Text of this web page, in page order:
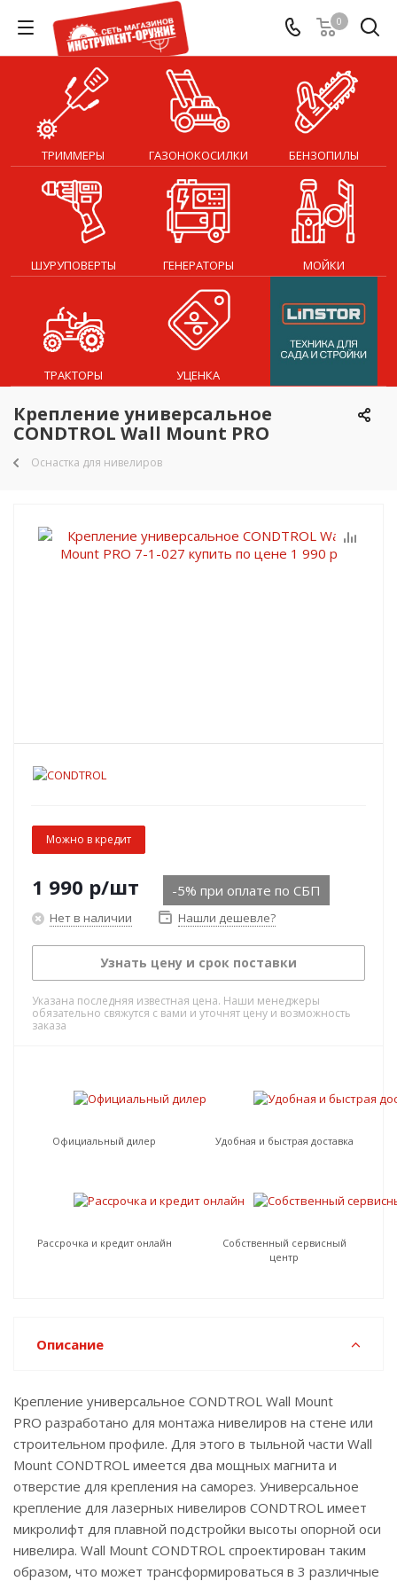
0
ТРИММЕРЫ ГАЗОНОКОСИЛКИ БЕНЗОПИЛЫ
ШУРУПОВЕРТЫ ГЕНЕРАТОРЫ МОЙКИ
ТРАКТОРЫ УЦЕНКА
Крепление универсальное
CONDTROL Wall Mount PRO
Оснастка для нивелиров
Можно в кредит
1 990 р/шт -5% при оплате по СБП
Нет в наличии Нашли дешевле?
Узнать цену и срок поставки
Указана последняя известная цена. Наши менеджеры
обязательно свяжутся с вами и уточнят цену и возможность
заказа
Официальный дилер Удобная и быстрая доставка
Рассрочка и кредит онлайн
Собственный сервисный
центр
Описание
Крепление универсальное CONDTROL Wall Mount
PRO разработано для монтажа нивелиров на стене или
строительном профиле. Для этого в тыльной части Wall
Mount CONDTROL имеется два мощных магнита и
отверстие для крепления на саморез. Универсальное
крепление для лазерных нивелиров CONDTROL имеет
микролифт для плавной подстройки высоты опорной оси
нивелира. Wall Mount CONDTROL спроектирован таким
образом, что может трансформироваться в 3 различные